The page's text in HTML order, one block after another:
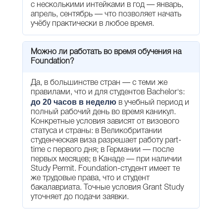
с несколькими интейками в год — январь,
апрель, сентябрь — что позволяет начать
учёбу практически в любое время.
Можно ли работать во время обучения на
Foundation?
Да, в большинстве стран — с теми же
правилами, что и для студентов Bachelor's:
до 20 часов в неделю в учебный период и
полный рабочий день во время каникул.
Конкретные условия зависят от визового
статуса и страны: в Великобритании
студенческая виза разрешает работу part-
time с первого дня; в Германии — после
первых месяцев; в Канаде — при наличии
Study Permit. Foundation-студент имеет те
же трудовые права, что и студент
бакалавриата. Точные условия Grant Study
уточняет до подачи заявки.